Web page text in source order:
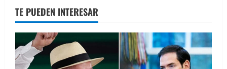
TE PUEDEN INTERESAR